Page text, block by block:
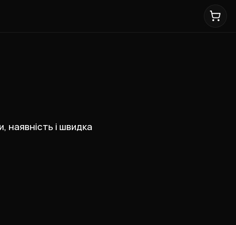
наявність і швидка